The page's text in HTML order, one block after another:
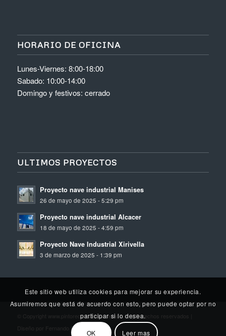
HORARIO DE OFICINA
Lunes-Viernes: 8:00-18:00
Sabado: 10:00-14:00
Domingo y festivos: cerrado
ULTIMOS PROYECTOS
Proyecto nave industrial Manises
26 de mayo de 2025 - 5:29 pm
Proyecto nave industrial Alcacer
18 de mayo de 2025 - 4:59 pm
Proyecto Nave Industrial Xirivella
3 de marzo de 2025 - 1:39 pm
© Copyright www.pintoreconomicovalemcia.es | Derechos reservados |
Diseño por Fernando Santamaria
Este sitio web utiliza cookies para mejorar su experiencia.
Asumiremos que está de acuerdo con esto, pero puede optar por no
participar si lo desea.
OK
Leer mas